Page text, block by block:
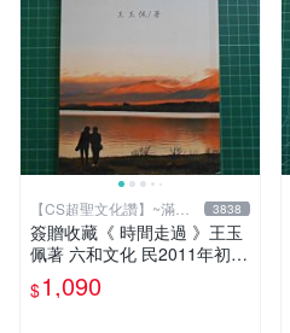
【CS超聖文化讚】~滿千
元送運
3838
簽贈收藏《 時間走過 》王玉
佩著 六和文化 民2011年初版
9成新【CS超聖文化2讚】
$1,090